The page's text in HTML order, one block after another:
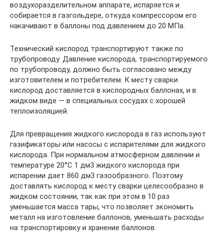
воздухоразделительном аппарате, испаряется и
собирается в газгольдере, откуда компрессором его
накачивают в баллоны под давлением до 20 МПа.
Технический кислород транспортируют также по
трубопроводу. Давление кислорода, транспортируемого
по трубопроводу, должно быть согласовано между
изготовителем и потребителем. К месту сварки
кислород доставляется в кислородных баллонах, и в
жидком виде — в специальных сосудах с хорошей
теплоизоляцией.
Для превращения жидкого кислорода в газ используют
газификаторы или насосы с испарителями для жидкого
кислорода. При нормальном атмосферном давлении и
температуре 20°С 1 дм3 жидкого кислорода при
испарении дает 860 дм3 газообразного. Поэтому
доставлять кислород к месту сварки целесообразно в
жидком состоянии, так как при этом в 10 раз
уменьшается масса тары, что позволяет экономить
металл на изготовление баллонов, уменьшать расходы
на транспортировку и хранение баллонов.